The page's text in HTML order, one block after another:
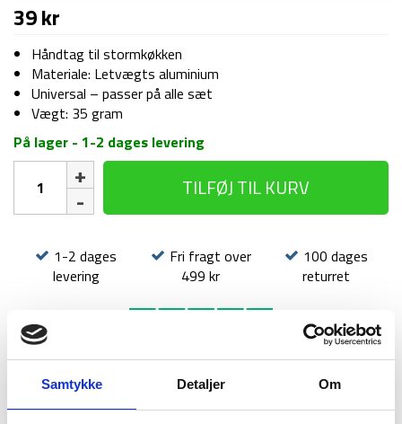
Samtykke Detaljer Om
39kr
Håndtag til stormkøkken
Materiale: Letvægts aluminium
Universal – passer på alle sæt
Vægt: 35 gram
På lager - 1-2 dages levering
stormkøkken
TILFØJ TIL KURV
1-2 dages
levering
Fri fragt over
499 kr
100 dages
returret
BESKRIVELSE BRAND FAQ